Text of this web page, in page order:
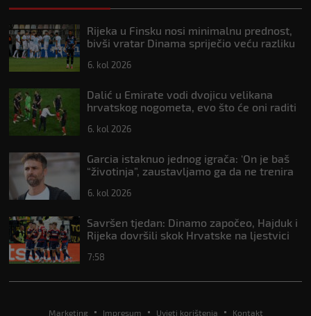
Rijeka u Finsku nosi minimalnu prednost,
bivši vratar Dinama spriječio veću razliku
6. kol 2026
Dalić u Emirate vodi dvojicu velikana
hrvatskog nogometa, evo što će oni raditi
6. kol 2026
Garcia istaknuo jednog igrača: ‘On je baš
“životinja”, zaustavljamo ga da ne trenira
6. kol 2026
Savršen tjedan: Dinamo započeo, Hajduk i
Rijeka dovršili skok Hrvatske na ljestvici
7:58
Marketing Impresum Uvjeti korištenja Kontakt